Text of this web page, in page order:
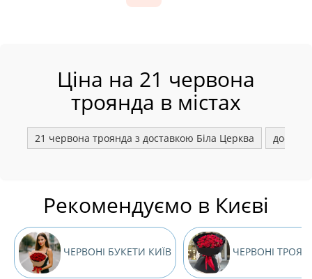
Ціна на 21 червона
троянда в містах
21 червона троянда з доставкою Біла Церква
Рекомендуємо в Києві
ЧЕРВОНІ БУКЕТИ КИЇВ ЧЕРВОНІ